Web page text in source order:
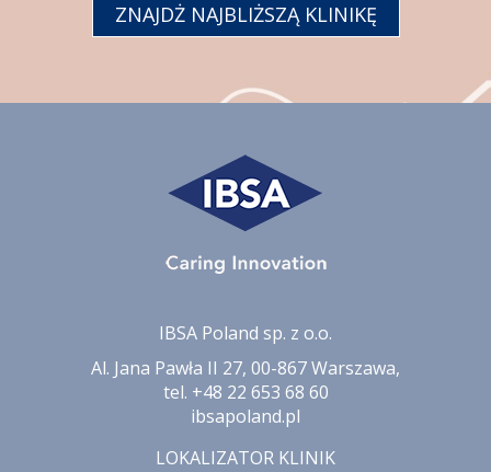
ZNAJDŻ NAJBLIŻSZĄ KLINIKĘ
IBSA Poland sp. z o.o.
Al. Jana Pawła II 27, 00-867 Warszawa,
tel. +48 22 653 68 60
ibsapoland.pl
LOKALIZATOR KLINIK